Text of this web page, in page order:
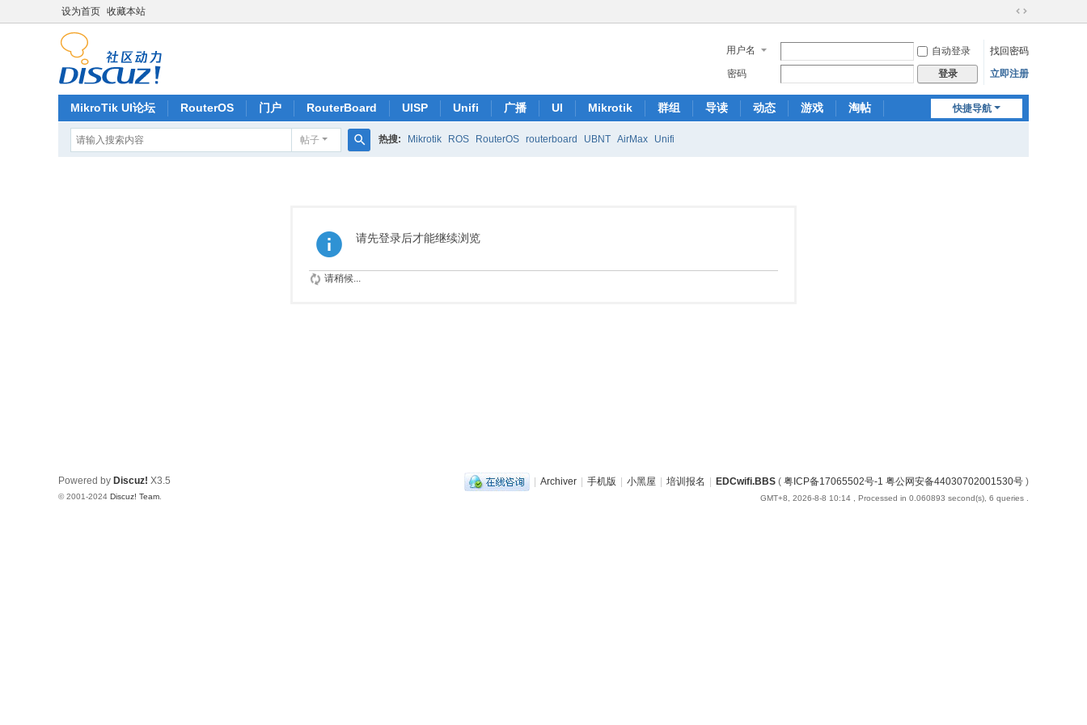
设为首页 收藏本站
切
到
宽
用户名 自动登录
找回密码
密码
登录 立即注册
快捷导航
MikroTik UI论坛 RouterOS 门户 RouterBoard UISP Unifi 广播 UI Mikrotik 群组 导读 动态 游戏
淘帖
帖子 热搜: Mikrotik ROS RouterOS routerboard UBNT AirMax Unifi
请先登录后才能继续浏览
请稍候...
| Archiver | 手机版 | 小黑屋 | 培训报名 | EDCwifi.BBS ( 粤ICP备17065502号-1 粤公网安备44030702001530号 )
GMT+8, 2026-8-8 10:14 , Processed in 0.060893 second(s), 6 queries .
Powered by Discuz! X3.5
© 2001-2024 Discuz! Team